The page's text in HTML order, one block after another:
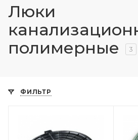
Люки
полимерные
3
ФИЛЬТР